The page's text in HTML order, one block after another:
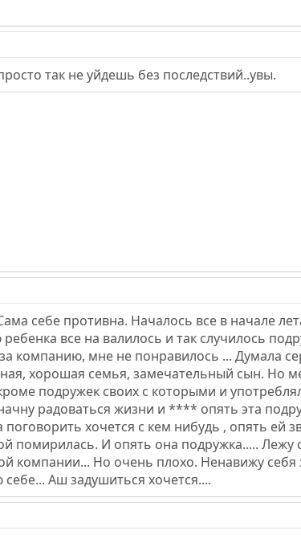
так не уйдешь без последствий..увы.
себе противна. Началось все в начале
все на валилось и так случилось
компанию, мне не понравилось ... Думала
хорошая семья, замечательный сын. Но
подружек своих с которыми и
радоваться жизни и **** опять эта
хочется с кем нибудь , опять ей
помирилась. И опять она подружка..... Лежу
компании... Но очень плохо. Ненавижу себя
Аш задушиться хочется....